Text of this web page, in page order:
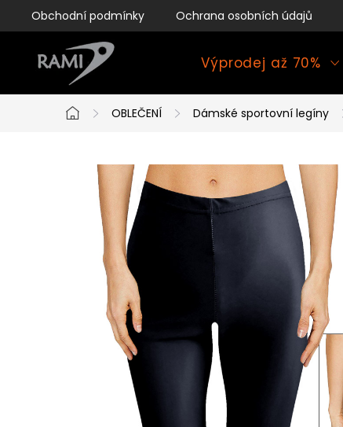
na
Obchodní podmínky Ochrana osobních údajů
Výprodej až 70%
Domů
OBLEČENÍ Dámské sportovní legíny